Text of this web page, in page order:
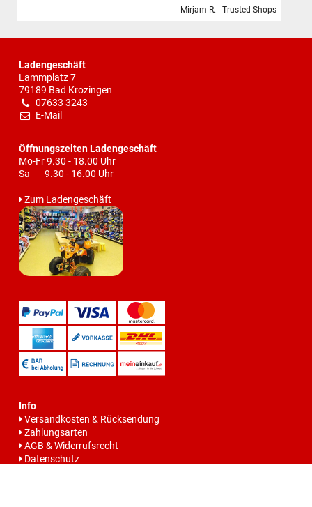
Mirjam R. | Trusted Shops
Ladengeschäft
Lammplatz 7
79189 Bad Krozingen
07633 3243
E-Mail
Öffnungszeiten Ladengeschäft
Mo-Fr 9.30 - 18.00 Uhr
Sa 9.30 - 16.00 Uhr
Zum Ladengeschäft
Info
Versandkosten & Rücksendung
Zahlungsarten
AGB & Widerrufsrecht
Datenschutz